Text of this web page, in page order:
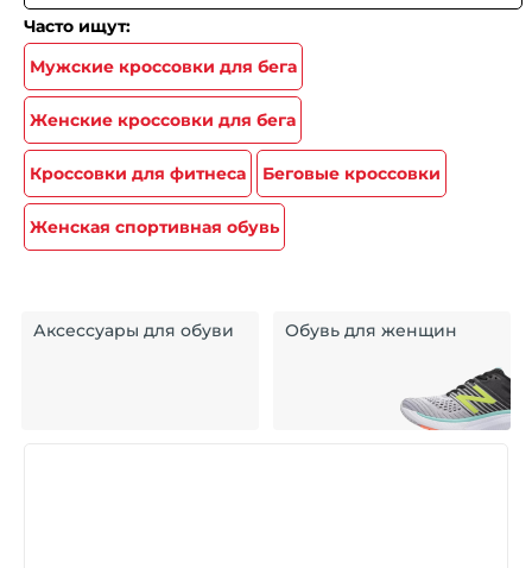
Часто ищут:
Мужские кроссовки для бега
Женские кроссовки для бега
Кроссовки для фитнеса Беговые кроссовки
Женская спортивная обувь
Аксессуары для обуви Обувь для женщин